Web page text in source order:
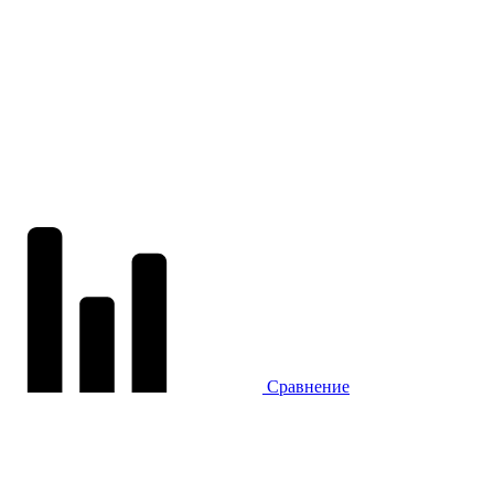
Сравнение